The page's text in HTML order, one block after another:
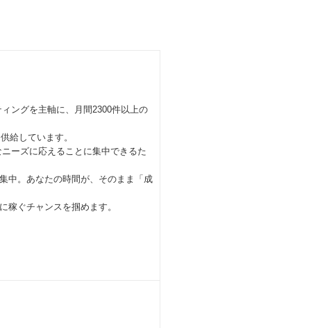
ングを主軸に、月間2300件以上の
給しています。
ーズに応えることに集中できるた
中。あなたの時間が、そのまま「成
稼ぐチャンスを掴めます。